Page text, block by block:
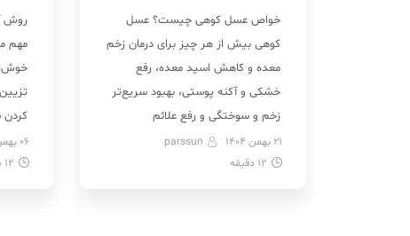
خواص عسل کوهی چیست؟ عسل
کوهی بیش از هر چیز برای درمان زخم
معده و کاهش اسید معده، رفع
خشکی و آکنه پوستی، بهبود سریع‌تر
زخم و سوختگی و رفع علائم
سرماخوردگی و کاهش سرفه‌های
خشک مفید است. در کنار این‌ها،
21 بهمن 1404
parssun
12 دقیقه
روش
مهم
کردن
06 بهمن 1404
12